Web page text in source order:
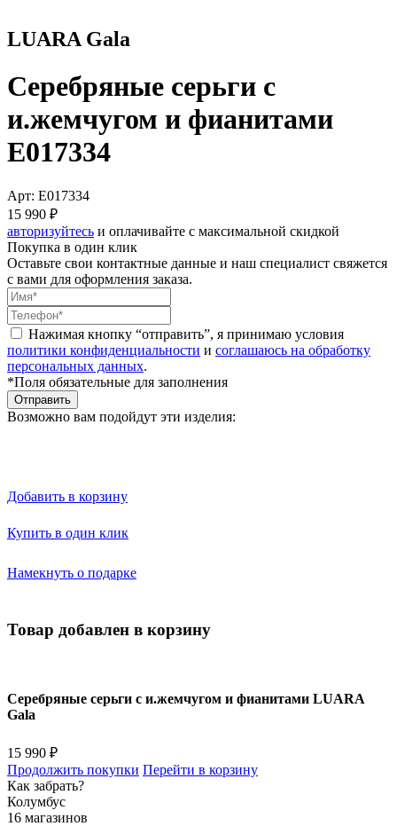
LUARA Gala
Серебряные серьги с
и.жемчугом и фианитами
E017334
Арт: E017334
15 990 ₽
авторизуйтесь и оплачивайте с максимальной скидкой
Покупка в один клик
Оставьте свои контактные данные и наш специалист свяжется
с вами для оформления заказа.
Нажимая кнопку “отправить”, я принимаю условия
политики конфиденциальности и соглашаюсь на обработку
персональных данных.
*Поля обязательные для заполнения
Отправить
Возможно вам подойдут эти изделия:
Добавить в корзину
Купить в один клик
Намекнуть о подарке
Товар добавлен в корзину
Серебряные серьги с и.жемчугом и фианитами LUARA
Gala
15 990 ₽
Продолжить покупки Перейти в корзину
Как забрать?
Колумбус
16 магазинов